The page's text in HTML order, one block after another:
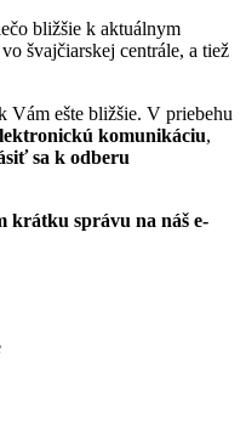
bližšie k aktuálnym
švajčiarskej centrále, a tiež
ešte bližšie. V priebehu
komunikáciu,
sa k odberu
krátku správu na náš e-